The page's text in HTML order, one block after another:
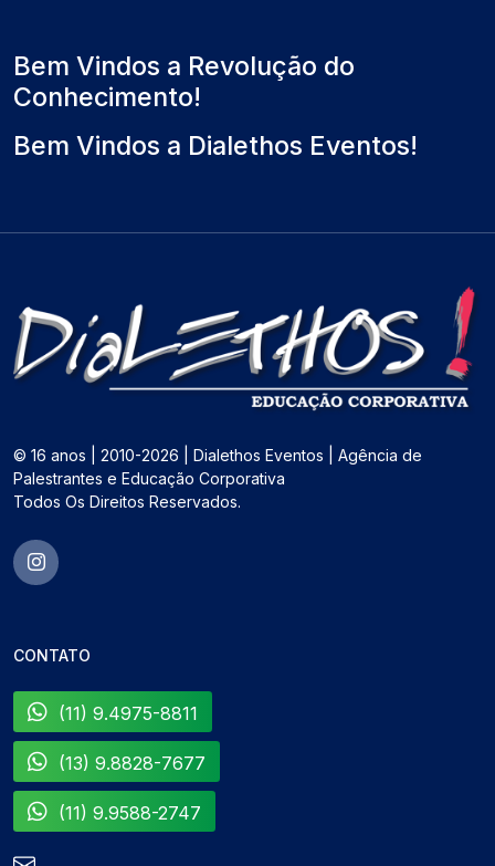
Bem Vindos a Revolução do
Conhecimento!
Bem Vindos a Dialethos Eventos!
© 16 anos | 2010-2026 | Dialethos Eventos | Agência de
Palestrantes e Educação Corporativa
Todos Os Direitos Reservados.
CONTATO
(11) 9.4975-8811
(13) 9.8828-7677
(11) 9.9588-2747